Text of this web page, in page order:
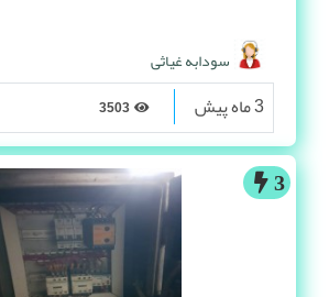
سودابه غیاثی
3 ماه پیش
3